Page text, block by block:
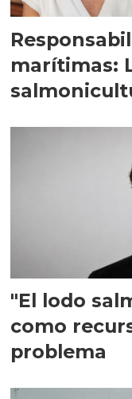
marítimas:
"El lodo
como
problema